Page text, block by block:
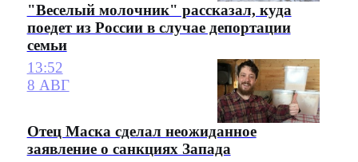
"Веселый молочник" рассказал, куда
поедет из России в случае депортации
семьи
13:52
8 АВГ
Отец Маска сделал неожиданное
заявление о санкциях Запада